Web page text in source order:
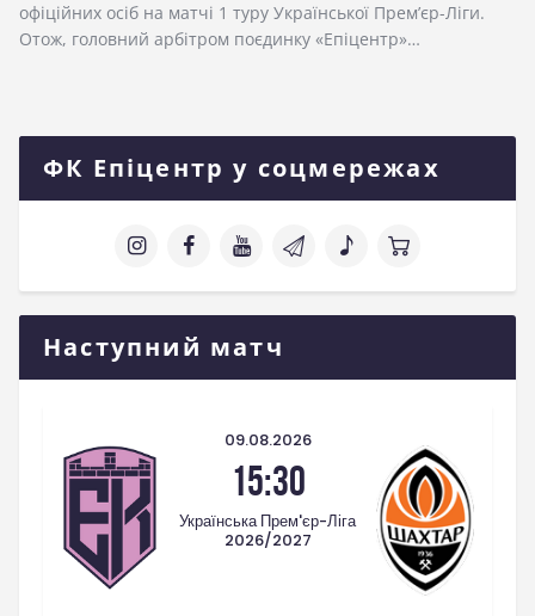
офіційних осіб на матчі 1 туру Української Прем’єр-Ліги.
Отож, головний арбітром поєдинку «Епіцентр»…
ФК Епіцентр у соцмережах
Наступний матч
09.08.2026
15:30
Українська Прем'єр-Ліга
2026/2027